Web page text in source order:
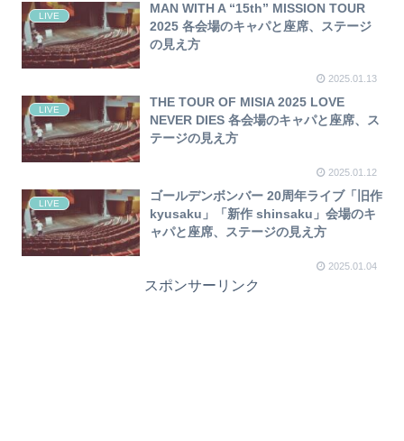
LIVE
MAN WITH A “15th” MISSION TOUR
2025 各会場のキャパと座席、ステージ
の見え方
2025.01.13
LIVE
THE TOUR OF MISIA 2025 LOVE
NEVER DIES 各会場のキャパと座席、ス
テージの見え方
2025.01.12
LIVE
ゴールデンボンバー 20周年ライブ「旧作
kyusaku」「新作 shinsaku」会場のキ
ャパと座席、ステージの見え方
2025.01.04
スポンサーリンク